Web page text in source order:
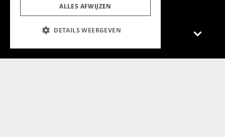
Magazine
ALLES AFWIJZEN
DETAILS WEERGEVEN